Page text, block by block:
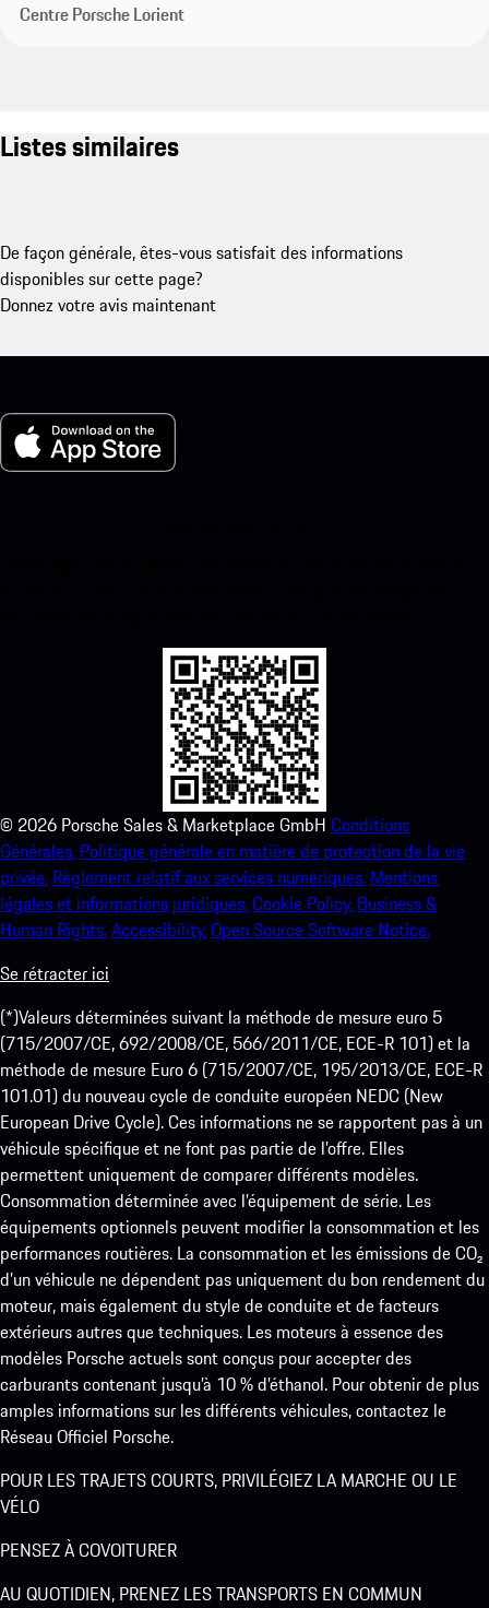
Centre Porsche Lorient
Listes similaires
De façon générale, êtes-vous satisfait des informations
disponibles sur cette page?
Donnez votre avis maintenant
© 2026 Porsche Sales & Marketplace GmbH Conditions
Générales. Politique générale en matière de protection de la vie
privée. Règlement relatif aux services numériques. Mentions
légales et informations juridiques.Cookie Policy. Business &
Human Rights.Accessibility.Open Source Software Notice.
Se rétracter ici
(*)Valeurs déterminées suivant la méthode de mesure euro 5
(715/2007/CE, 692/2008/CE, 566/2011/CE, ECE-R 101) et la
méthode de mesure Euro 6 (715/2007/CE, 195/2013/CE, ECE-R
101.01) du nouveau cycle de conduite européen NEDC (New
European Drive Cycle). Ces informations ne se rapportent pas à un
véhicule spécifique et ne font pas partie de l’offre. Elles
permettent uniquement de comparer différents modèles.
Consommation déterminée avec l’équipement de série. Les
équipements optionnels peuvent modifier la consommation et les
performances routières. La consommation et les émissions de CO₂
d’un véhicule ne dépendent pas uniquement du bon rendement du
moteur, mais également du style de conduite et de facteurs
extérieurs autres que techniques. Les moteurs à essence des
modèles Porsche actuels sont conçus pour accepter des
carburants contenant jusqu’à 10 % d’éthanol. Pour obtenir de plus
amples informations sur les différents véhicules, contactez le
Réseau Officiel Porsche.
POUR LES TRAJETS COURTS, PRIVILÉGIEZ LA MARCHE OU LE
VÉLO
PENSEZ À COVOITURER
AU QUOTIDIEN, PRENEZ LES TRANSPORTS EN COMMUN